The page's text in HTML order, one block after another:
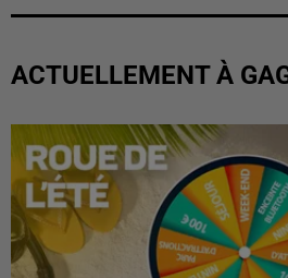
ACTUELLEMENT À